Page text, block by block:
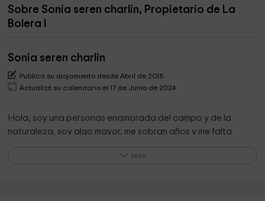
Sobre Sonia seren charlin, Propietario de La
Bolera I
Sonia seren charlin
Publica su alojamiento desde Abril de 2015
Actualizó su calendario el 17 de Junio de 2024
Hola, soy una personas enamorada del campo y de la
naturaleza, soy algo mayor, me sobran años y me falta
Más